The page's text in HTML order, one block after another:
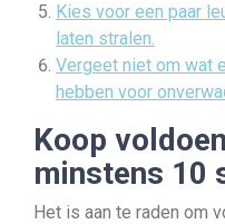
Kies voor een paar
laten stralen.
Vergeet niet om wat
hebben voor
Koop
minstens 10
Het is aan te raden om